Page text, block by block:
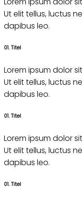
Ut elit tellus, luctus
dapibus leo.
01. Titel
Lorem ipsum dolor
Ut elit tellus, luctus
dapibus leo.
01. Titel
Lorem ipsum dolor
Ut elit tellus, luctus
dapibus leo.
01. Titel